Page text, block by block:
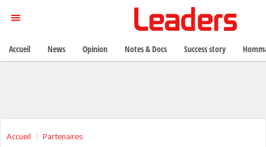
Accueil Partenaires
Accueil News Opinion Notes & Docs Success story